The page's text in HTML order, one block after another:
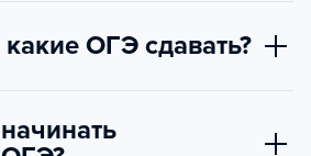
ОГЭ сдавать?